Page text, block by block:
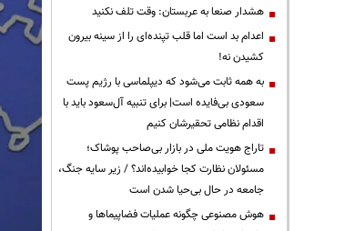
هشدار صنعا به عربستان: وقت تلف نکنید
اعدام بد است اما قلب تپنده‌ای را از سینه بیرون
کشیدن نه!
به همه ثابت می‌شود که دیپلماسی با رژیم پست
سعودی بی‌فایده است| برای تنبیه آل‌سعود باید با
اقدام نظامی تحقیرشان کنیم
تاراج هویت ملی در بازار بی‌صاحب پوشاک؛
مسئولان نظارت کجا خوابیده‌اند؟ / زیر سایه جنگ،
جامعه در حال بی‌حیا شدن است
هوش مصنوعی چگونه عملیات فضاپیماها و